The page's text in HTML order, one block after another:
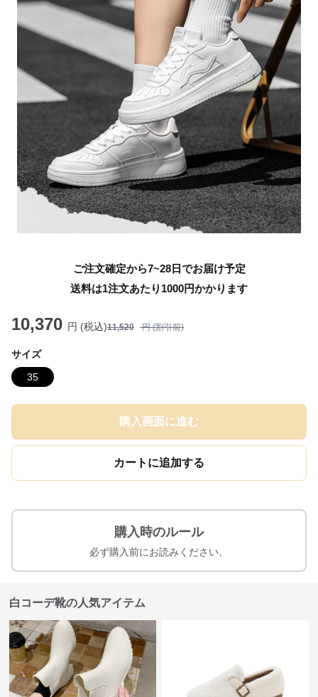
ご注文確定から7~28日でお届け予定
送料は1注文あたり 1000円かかります
10,370 円 (税込)11,520 円 (割引前)
サイズ
35
購入画面に進む
カートに追加する
購入時のルール
必ず購入前にお読みください。
白コーデ靴の人気アイテム